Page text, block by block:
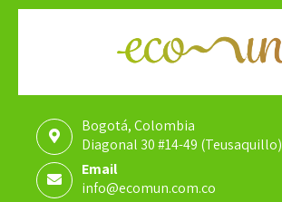
Bogotá, Colombia
Diagonal 30 #14-49 (Teusaquillo)
Email
info@ecomun.com.co